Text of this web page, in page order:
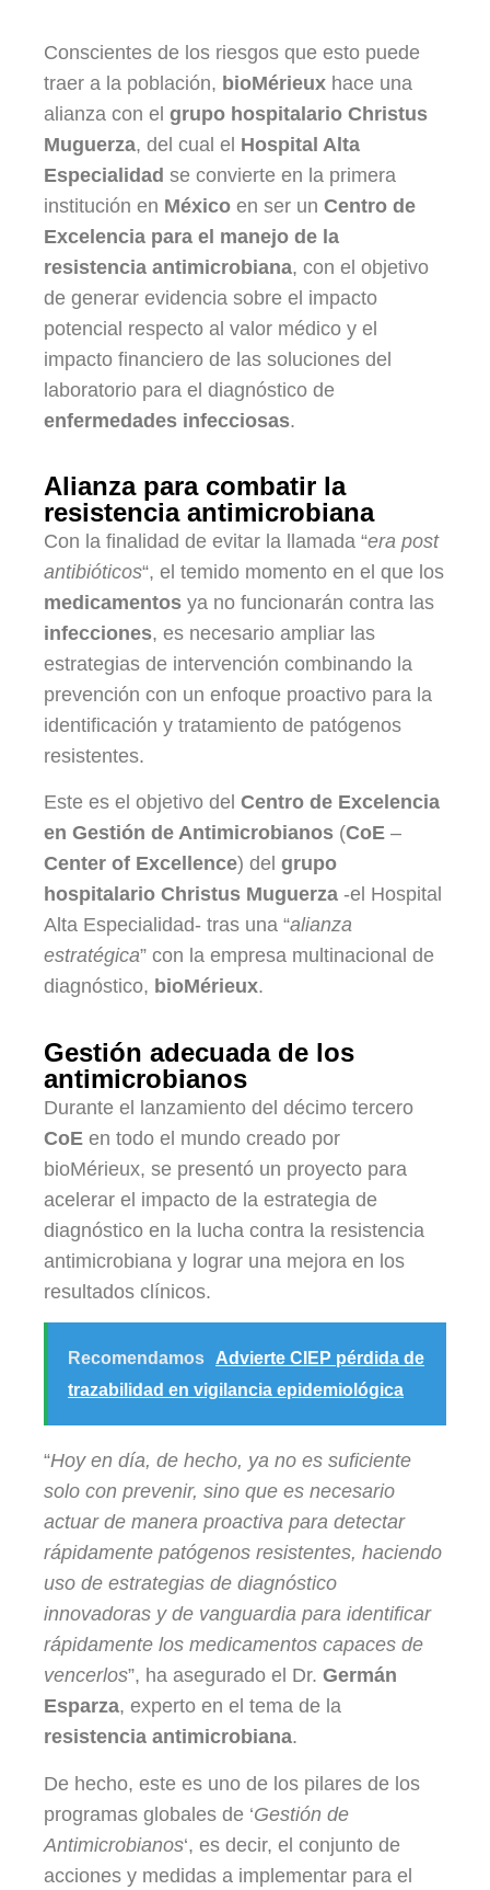
Conscientes de los riesgos que esto puede
traer a la población, bioMérieux hace una
alianza con el grupo hospitalario Christus
Muguerza, del cual el Hospital Alta
Especialidad se convierte en la primera
institución en México en ser un Centro de
Excelencia para el manejo de la
resistencia antimicrobiana, con el objetivo
de generar evidencia sobre el impacto
potencial respecto al valor médico y el
impacto financiero de las soluciones del
laboratorio para el diagnóstico de
enfermedades infecciosas.
Alianza para combatir la
resistencia antimicrobiana
Con la finalidad de evitar la llamada “era post
antibióticos“, el temido momento en el que los
medicamentos ya no funcionarán contra las
infecciones, es necesario ampliar las
estrategias de intervención combinando la
prevención con un enfoque proactivo para la
identificación y tratamiento de patógenos
resistentes.
Este es el objetivo del Centro de Excelencia
en Gestión de Antimicrobianos (CoE –
Center of Excellence) del grupo
hospitalario Christus Muguerza -el Hospital
Alta Especialidad- tras una “alianza
estratégica” con la empresa multinacional de
diagnóstico, bioMérieux.
Gestión adecuada de los
antimicrobianos
Durante el lanzamiento del décimo tercero
CoE en todo el mundo creado por
bioMérieux, se presentó un proyecto para
acelerar el impacto de la estrategia de
diagnóstico en la lucha contra la resistencia
antimicrobiana y lograr una mejora en los
resultados clínicos.
Recomendamos
Advierte CIEP pérdida de
trazabilidad en vigilancia epidemiológica
“Hoy en día, de hecho, ya no es suficiente
solo con prevenir, sino que es necesario
actuar de manera proactiva para detectar
rápidamente patógenos resistentes, haciendo
uso de estrategias de diagnóstico
innovadoras y de vanguardia para identificar
rápidamente los medicamentos capaces de
vencerlos”, ha asegurado el Dr. Germán
Esparza, experto en el tema de la
resistencia antimicrobiana.
De hecho, este es uno de los pilares de los
programas globales de ‘Gestión de
Antimicrobianos‘, es decir, el conjunto de
acciones y medidas a implementar para el